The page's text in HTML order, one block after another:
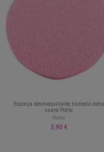
Esponja desmaquillante húmeda extra
suave Pollie
Pollié
3,90 €